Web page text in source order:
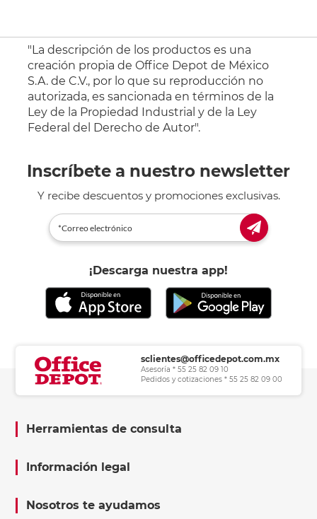
"La descripción de los productos es una
creación propia de Office Depot de México
S.A. de C.V., por lo que su reproducción no
autorizada, es sancionada en términos de la
Ley de la Propiedad Industrial y de la Ley
Federal del Derecho de Autor".
Inscríbete a nuestro newsletter
Y recibe descuentos y promociones exclusivas.
¡Descarga nuestra app!
sclientes@officedepot.com.mx
Asesoría * 55 25 82 09 10
Pedidos y cotizaciones * 55 25 82 09 00
Herramientas de consulta
Información legal
Nosotros te ayudamos